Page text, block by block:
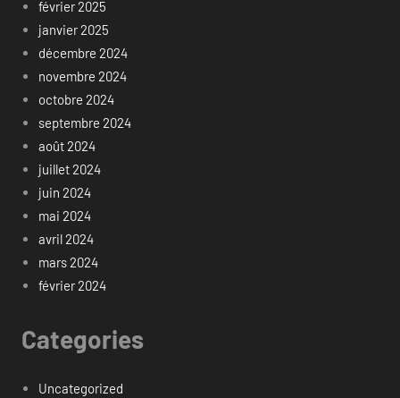
février 2025
janvier 2025
décembre 2024
novembre 2024
octobre 2024
septembre 2024
août 2024
juillet 2024
juin 2024
mai 2024
avril 2024
mars 2024
février 2024
Categories
Uncategorized